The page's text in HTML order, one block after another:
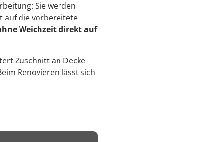
Sie werden
auf die vorbereitete
Weichzeit direkt auf
Zuschnitt an Decke
Renovieren lässt sich